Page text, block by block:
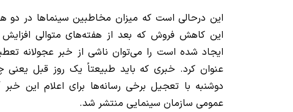
این کاهش فروش که بعد از هفته‌های متوالی
عنوان کرد. خبری که باید طبیعتاً یک روز قبل یعنی
دوشنبه با تعجیل برخی رسانه‌ها برای اعلام این
عمومی سازمان سینمایی منتشر شد.